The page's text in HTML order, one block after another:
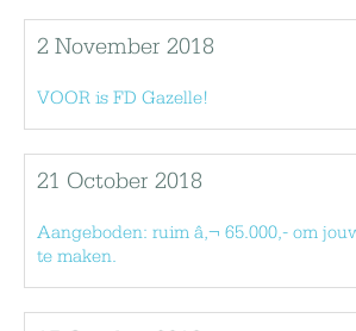
2 November 2018
VOOR is FD Gazelle!
21 October 2018
Aangeboden: ruim â‚¬ 65.000,- om
te maken.